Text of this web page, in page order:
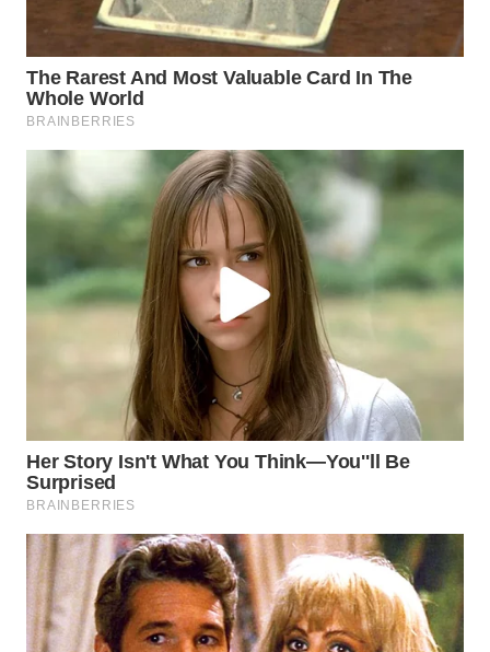
WAHANA
ADVOKAT
WAHANA
INFRASTRUKTUR
WAHANA
KONSUMEN
LISTRIK
TV
WAHANANEWS
WAHANANEWS
CO ID